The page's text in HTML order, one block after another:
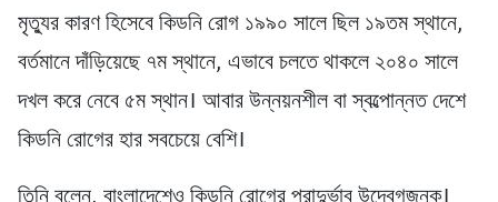
মৃত্যুর কারণ হিসেবে কিডনি রোগ ১৯৯০ সালে ছিল ১৯তম স্থানে,
বর্তমানে দাঁড়িয়েছে ৭ম স্থানে, এভাবে চলতে থাকলে ২০৪০ সালে
দখল করে নেবে ৫ম স্থান। আবার উন্নয়নশীল বা স্বল্পোন্নত দেশে
কিডনি রোগের হার সবচেয়ে বেশি।